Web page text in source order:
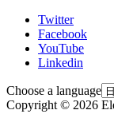
Twitter
Facebook
YouTube
Linkedin
Choose a language
Copyright © 2026